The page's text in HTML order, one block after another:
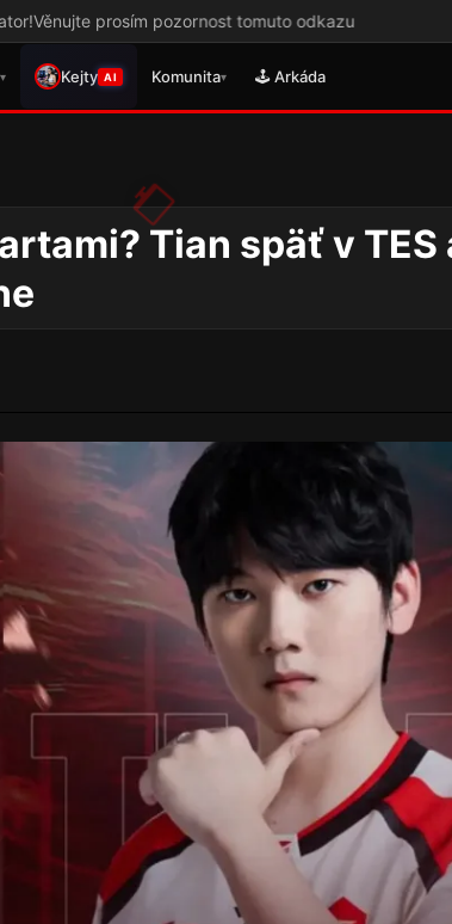
pozornost tomuto odkazu
▾ Kejty AI Komunita▾ 🕹️ Arkáda
Tian späť v TES
Dardoch sa vracia a
BoostGate dlhuje hráčom
postupe na Worlds
nechce poľaviť